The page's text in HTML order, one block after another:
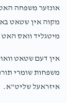
$50.00
אונזער משפחה האט
מקוה אין שטאט
מיטגליד וואס האט
אין דעם שטאט
משפחות שומרי
איזראעל שליט"א.